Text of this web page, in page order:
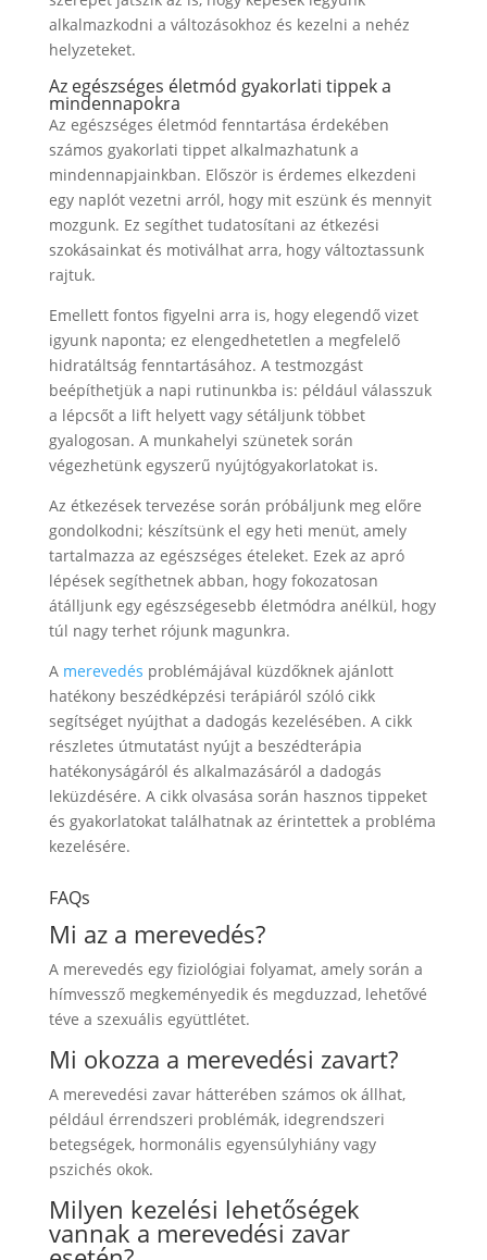
alkalmazkodni a változásokhoz és kezelni a nehéz
helyzeteket.
Az egészséges életmód gyakorlati tippek a
mindennapokra
Az egészséges életmód fenntartása érdekében
számos gyakorlati tippet alkalmazhatunk a
mindennapjainkban. Először is érdemes elkezdeni
egy naplót vezetni arról, hogy mit eszünk és mennyit
mozgunk. Ez segíthet tudatosítani az étkezési
szokásainkat és motiválhat arra, hogy változtassunk
rajtuk.
Emellett fontos figyelni arra is, hogy elegendő vizet
igyunk naponta; ez elengedhetetlen a megfelelő
hidratáltság fenntartásához. A testmozgást
beépíthetjük a napi rutinunkba is: például válasszuk
a lépcsőt a lift helyett vagy sétáljunk többet
gyalogosan. A munkahelyi szünetek során
végezhetünk egyszerű nyújtógyakorlatokat is.
Az étkezések tervezése során próbáljunk meg előre
gondolkodni; készítsünk el egy heti menüt, amely
tartalmazza az egészséges ételeket. Ezek az apró
lépések segíthetnek abban, hogy fokozatosan
átálljunk egy egészségesebb életmódra anélkül, hogy
túl nagy terhet rójunk magunkra.
A merevedés problémájával küzdőknek ajánlott
hatékony beszédképzési terápiáról szóló cikk
segítséget nyújthat a dadogás kezelésében. A cikk
részletes útmutatást nyújt a beszédterápia
hatékonyságáról és alkalmazásáról a dadogás
leküzdésére. A cikk olvasása során hasznos tippeket
és gyakorlatokat találhatnak az érintettek a probléma
kezelésére.
FAQs
Mi az a merevedés?
A merevedés egy fiziológiai folyamat, amely során a
hímvessző megkeményedik és megduzzad, lehetővé
téve a szexuális együttlétet.
Mi okozza a merevedési zavart?
A merevedési zavar hátterében számos ok állhat,
például érrendszeri problémák, idegrendszeri
betegségek, hormonális egyensúlyhiány vagy
pszichés okok.
Milyen kezelési lehetőségek
vannak a merevedési zavar